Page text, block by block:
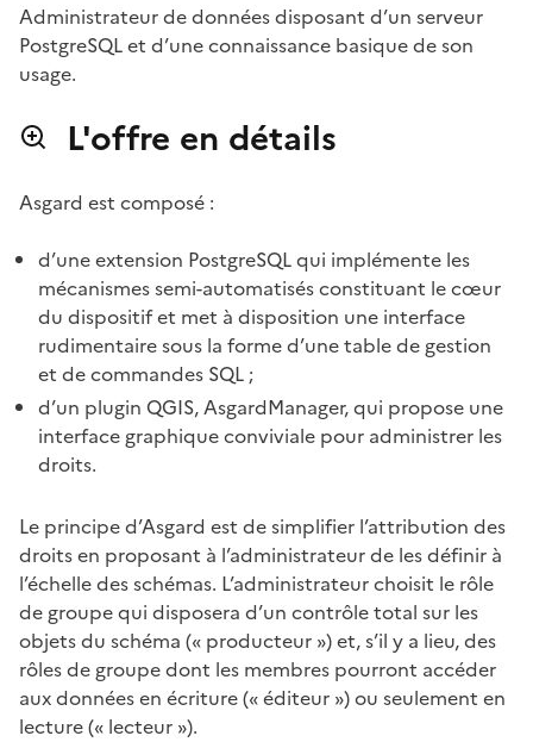
Administrateur de données disposant d’un serveur
PostgreSQL et d’une connaissance basique de son
usage.
L'offre en détails
Asgard est composé :
d’une extension PostgreSQL qui implémente les
mécanismes semi-automatisés constituant le cœur
du dispositif et met à disposition une interface
rudimentaire sous la forme d’une table de gestion
et de commandes SQL ;
d’un plugin QGIS, AsgardManager, qui propose une
interface graphique conviviale pour administrer les
droits.
Le principe d’Asgard est de simplifier l’attribution des
droits en proposant à l’administrateur de les définir à
l’échelle des schémas. L’administrateur choisit le rôle
de groupe qui disposera d’un contrôle total sur les
objets du schéma (« producteur ») et, s’il y a lieu, des
rôles de groupe dont les membres pourront accéder
aux données en écriture (« éditeur ») ou seulement en
lecture (« lecteur »).